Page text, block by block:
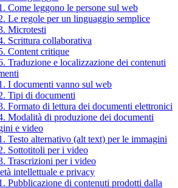
Come leggono le persone sul web
Le regole per un linguaggio semplice
Microtesti
Scrittura collaborativa
Content critique
Traduzione e localizzazione dei contenuti
I documenti vanno sul web
Tipi di documenti
Formato di lettura dei documenti elettronici
Modalità di produzione dei documenti
e video
Testo alternativo (alt text) per le immagini
Sottotitoli per i video
Trascrizioni per i video
intellettuale e privacy
Pubblicazione di contenuti prodotti dalla